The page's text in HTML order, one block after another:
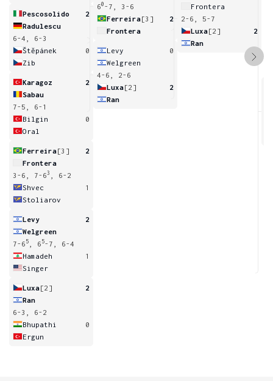
Pescosolido
2
Radulescu
6-4, 6-3
Štěpánek
0
Zib
Karagoz
2
Sabau
7-5, 6-1
Bilgin
0
Oral
Ferreira[3]
2
Frontera
3-6, 7-63
, 6-2
Shvec
1
Stoliarov
Levy
2
Welgreen
7-6 5 , 6 5-7, 6-4
Hamadeh
1
Singer
Luxa[2]
2
Ran
6-3, 6-2
Bhupathi
0
Ergun
60 -7, 3-6
Ferreira[3]
2
Frontera
Levy
0
Welgreen
4-6, 2-6
Luxa[2]
2
Ran
Frontera
2-6, 5-7
Luxa[2]
2
Ran